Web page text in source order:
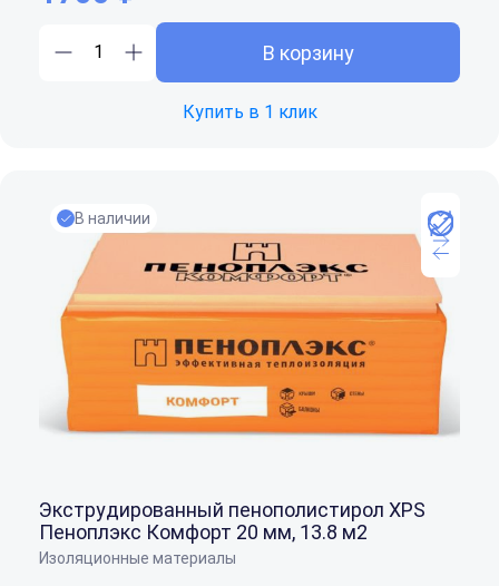
В корзину
Купить в 1 клик
В наличии
Экструдированный пенополистирол XPS
Пеноплэкс Комфорт 20 мм, 13.8 м2
Изоляционные материалы